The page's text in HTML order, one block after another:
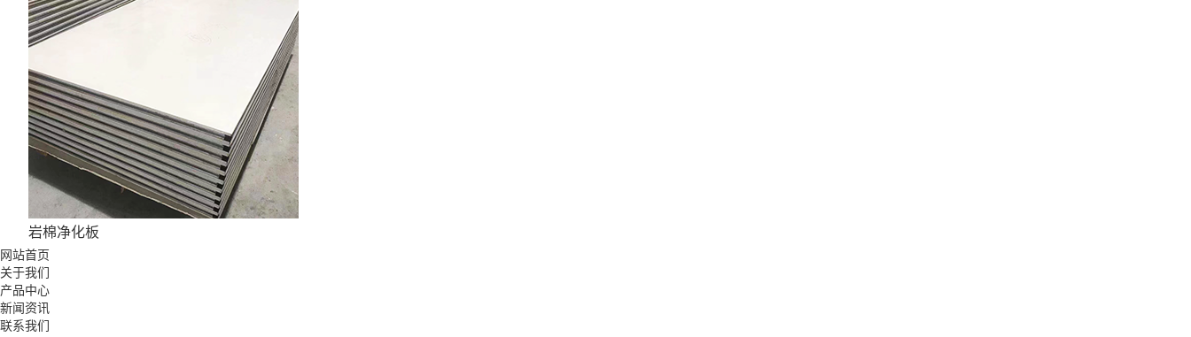
岩棉净化板
网站首页
关于我们
产品中心
新闻资讯
联系我们